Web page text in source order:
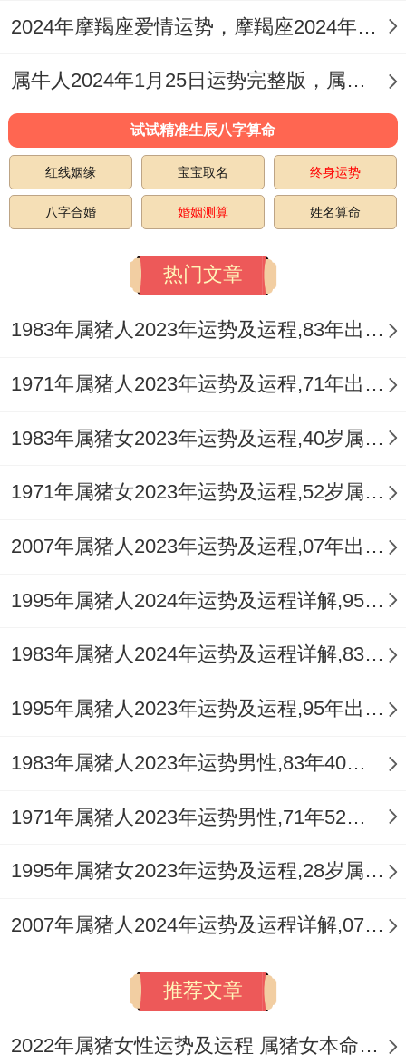
也是很不错得。
2024年摩羯座爱情运势，摩羯座2024年爱情会遇到真爱
属牛人2024年1月25日运势完整版，属牛2024年1月25日今日运势如何
试试精准生辰八字算命
红线姻缘 宝宝取名 终身运势
八字合婚 婚姻测算 姓名算命
热门文章
1983年属猪人2023年运势及运程,83年出生的40岁生肖猪2023年每月运势详解
1971年属猪人2023年运势及运程,71年出生的52岁生肖猪2023年每月运势详解
1983年属猪女2023年运势及运程,40岁属猪人2023全年每月运势女性如何
1971年属猪女2023年运势及运程,52岁属猪人2023全年每月运势女性如何
2007年属猪人2023年运势及运程,07年出生的16岁生肖猪2023年每月运势详解
1995年属猪人2024年运势及运程详解,95年出生29岁肖猪人在2024全年每月运势完整版
1983年属猪人2024年运势及运程详解,83年出生41岁肖猪人在2024全年每月运势完整版
1995年属猪人2023年运势及运程,95年出生的28岁生肖猪2023年每月运势详解
1983年属猪人2023年运势男性,83年40岁属猪男2023年每月运程怎么样
1971年属猪人2023年运势男性,71年52岁属猪男2023年每月运程怎么样
1995年属猪女2023年运势及运程,28岁属猪人2023全年每月运势女性如何
2007年属猪人2024年运势及运程详解,07年出生17岁肖猪人在2024全年每月运势完整版
推荐文章
2022年属猪女性运势及运程 属猪女本命年带什么转运